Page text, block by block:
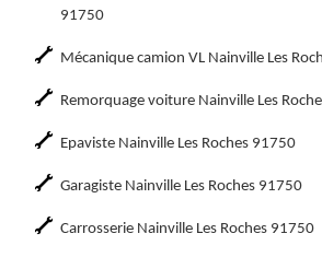
91750
Mécanique camion VL Nainville Les
Remorquage voiture Nainville Les
Epaviste Nainville Les Roches 91750
Garagiste Nainville Les Roches 91750
Carrosserie Nainville Les Roches 91750